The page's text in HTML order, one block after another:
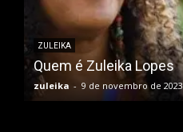
ZULEIKA
Quem é Zuleika Lopes
zuleika - 9 de novembro de 2023